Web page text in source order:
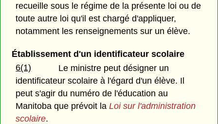
recueille sous le régime de la présente loi ou de
toute autre loi qu'il est chargé d'appliquer,
notamment les renseignements sur un élève.
Établissement d'un identificateur scolaire
6(1)
Le ministre peut désigner un
identificateur scolaire à l'égard d'un élève. Il
peut s'agir du numéro de l'éducation au
Manitoba que prévoit laLoi sur l'administration
scolaire.